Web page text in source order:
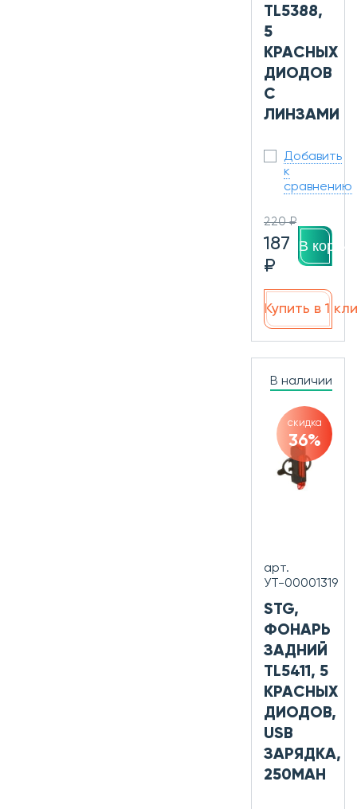
TL5388,
5
КРАСНЫХ
ДИОДОВ
С
ЛИНЗАМИ
Добавить
к
сравнению
220 ₽
187
₽
В
Купить в 1
В наличии
скидка
36%
арт.
УТ-00001319
STG,
ФОНАРЬ
ЗАДНИЙ
TL5411, 5
КРАСНЫХ
ДИОДОВ,
USB
ЗАРЯДКА,
250MAH